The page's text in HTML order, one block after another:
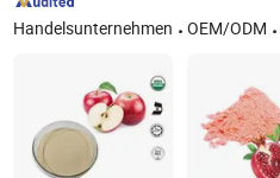
Handelsunternehmen OEM/ODM